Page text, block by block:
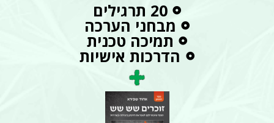
20 תרגילים
מבחני הערכה
תמיכה טכנית
הדרכות אישיות